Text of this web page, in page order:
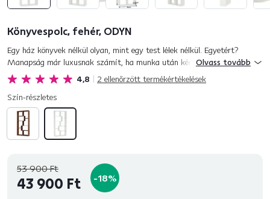
Könyvespolc, fehér, ODYN
4,8 2 ellenőrzött termékértékelések
Egy ház könyvek nélkül olyan, mint egy test lélek nélkül. Egyetért?
Manapság már luxusnak számít, ha munka után kényelembe helyezheti
magát és relaxálhat kedvenc könyvét olvasva. Van kedvenc könyv...
Olvass tovább
Szín-részletes
53 900 Ft
43 900 Ft -18%